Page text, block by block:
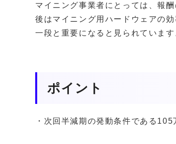
マイニング事業者にとっては、報
後はマイニング用ハードウェアの
一段と重要になると見られています
ポイント
・次回半減期の発動条件である